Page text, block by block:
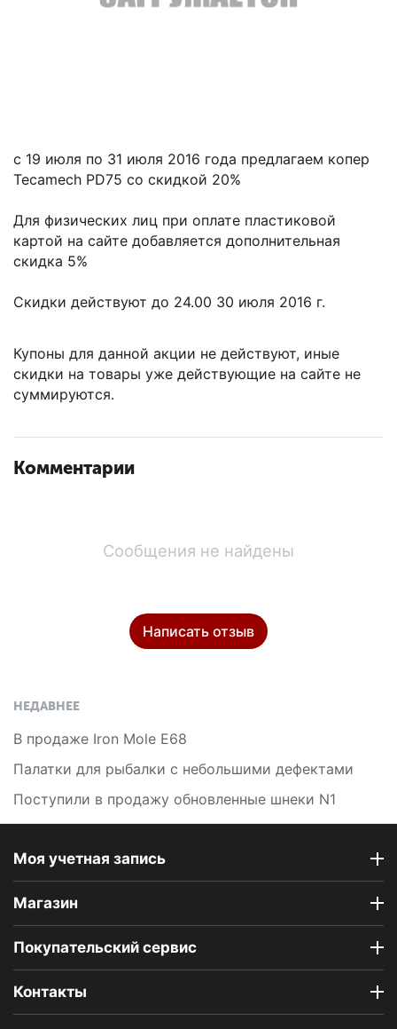
с 19 июля по 31 июля 2016 года предлагаем копер
Tecamech PD75 со скидкой 20%
Для физических лиц при оплате пластиковой
картой на сайте добавляется дополнительная
скидка 5%
Скидки действуют до 24.00 30 июля 2016 г.
Купоны для данной акции не действуют, иные
скидки на товары уже действующие на сайте не
суммируются.
Комментарии
Сообщения не найдены
Написать отзыв
НЕДАВНЕЕ
В продаже Iron Mole E68
Палатки для рыбалки с небольшими дефектами
Поступили в продажу обновленные шнеки N1
Моя учетная запись
Магазин
Покупательский сервис
Контакты